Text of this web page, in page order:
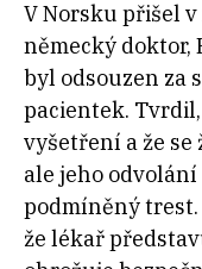
V Norsku přišel
německý doktor,
byl odsouzen za
pacientek.
vyšetření a že
ale jeho
podmíněný
že lékař